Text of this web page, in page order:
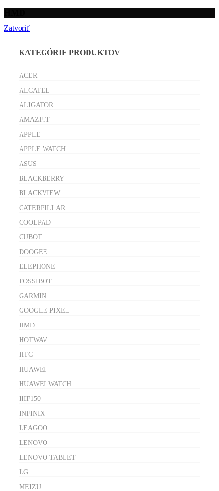
Zatvoriť
KATEGÓRIE PRODUKTOV
ACER
ALCATEL
ALIGATOR
AMAZFIT
APPLE
APPLE WATCH
ASUS
BLACKBERRY
BLACKVIEW
CATERPILLAR
COOLPAD
CUBOT
DOOGEE
ELEPHONE
FOSSIBOT
GARMIN
GOOGLE PIXEL
HMD
HOTWAV
HTC
HUAWEI
HUAWEI WATCH
IIIF150
INFINIX
LEAGOO
LENOVO
LENOVO TABLET
LG
MEIZU